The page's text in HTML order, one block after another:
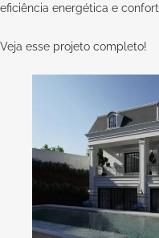
eficiência energética e
Veja esse projeto completo!